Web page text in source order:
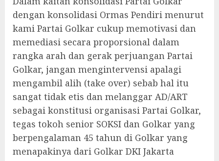
dengan konsolidasi Ormas Pendiri menurut
kami Partai Golkar cukup memotivasi dan
memediasi secara proporsional dalam
rangka arah dan gerak perjuangan Partai
Golkar, jangan mengintervensi apalagi
mengambil alih (take over) sebab hal itu
sangat tidak etis dan melanggar AD/ART
sebagai konstitusi organisasi Partai Golkar,
tegas tokoh senior SOKSI dan Golkar yang
berpengalaman 45 tahun di Golkar yang
menapakinya dari Golkar DKI Jakarta